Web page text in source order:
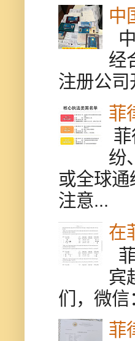
中
经
注册公
菲
纷
或全球
注意...
在
宾
们，微
菲